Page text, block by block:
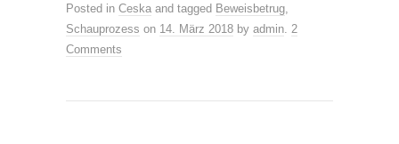
Posted in Ceska and tagged Beweisbetrug,
Schauprozess on 14. März 2018 by admin. 2
Comments